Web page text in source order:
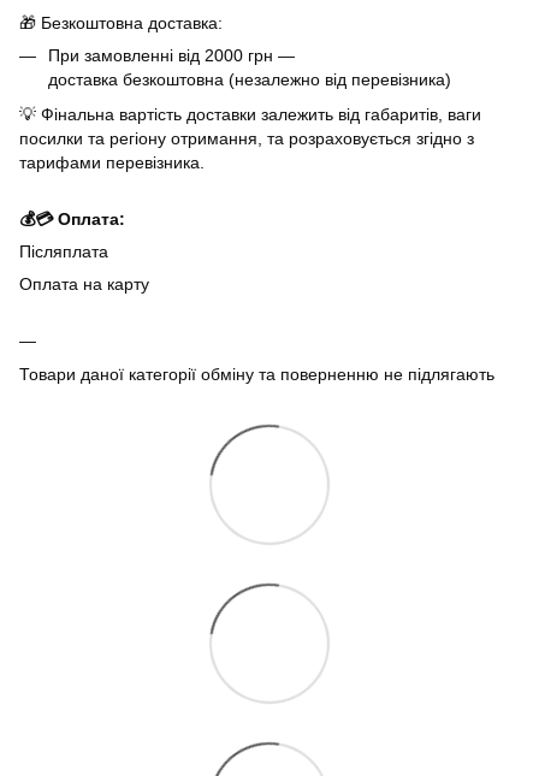
🎁 Безкоштовна доставка:
При замовленні від 2000 грн —
доставка безкоштовна (незалежно від перевізника)
💡 Фінальна вартість доставки залежить від габаритів, ваги
посилки та регіону отримання, та розраховується згідно з
тарифами перевізника.
💰💳 Оплата:
Післяплата
Оплата на карту
Товари даної категорії обміну та поверненню не підлягають